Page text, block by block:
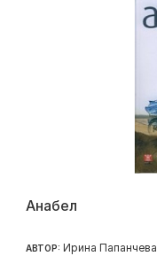
Анабел
АВТОР: Ирина Папанчева